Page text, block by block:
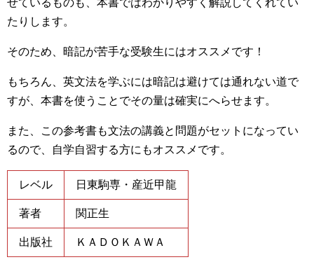
たりします。
そのため、暗記が苦手な受験生にはオススメです！
もちろん、英文法を学ぶには暗記は避けては通れない道で
すが、本書を使うことでその量は確実にへらせます。
また、この参考書も文法の講義と問題がセットになってい
るので、自学自習する方にもオススメです。
レベル 日東駒専・産近甲龍
著者 関正生
出版社 ＫＡＤＯＫＡＷＡ